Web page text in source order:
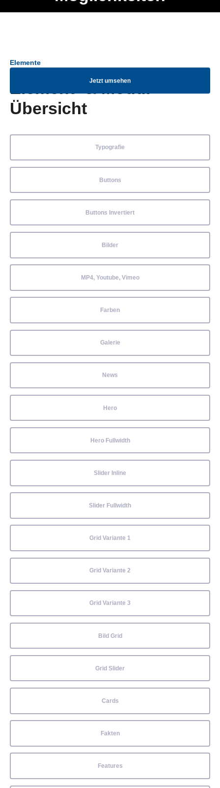
Jetzt umsehen
Elemente
Element- & Modul-
Übersicht
Typografie
Buttons
Buttons Invertiert
Bilder
MP4, Youtube, Vimeo
Farben
Galerie
News
Hero
Hero Fullwidth
Slider Inline
Slider Fullwidth
Grid Variante 1
Grid Variante 2
Grid Variante 3
Bild Grid
Grid Slider
Cards
Fakten
Features